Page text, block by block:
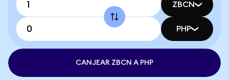
ZBCN
PHP
CANJEAR ZBCN A PHP